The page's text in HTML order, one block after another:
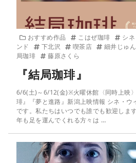
おすすめ作品 こはぜ珈琲
シ
ンド
下北沢 喫茶店 細井じゅん
局珈琲
藤原さくら
『結局珈琲』
6/6(土)～6/12(金)※火曜休館〈同時上映
琲』『夢と進路』新潟上映情報 シネ・ウ
です。私たちはいつでも誰でも歓迎しま
年も足を運んでくれる方々は …